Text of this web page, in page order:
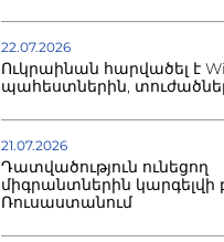
22.07.2026
Ուկրաինան հարվածել է
պահեստներին,
21.07.2026
Դատվածություն ունեցող
միգրանտներին կարգելվի
Ռուսաստանում